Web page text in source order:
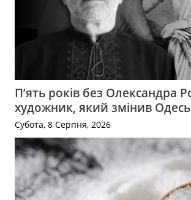
П’ять років без Олександра
художник, який змінив
Субота, 8 Серпня, 2026